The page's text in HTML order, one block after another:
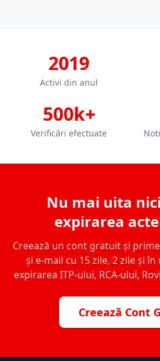
2019
Activi din anul
500k+
Verificări efectuate
Nu mai uita
expirarea
Creează un cont gratuit și
și e-mail cu 15 zile, 2 zile și
expirarea ITP-ului, RCA-ului,
Creează Cont